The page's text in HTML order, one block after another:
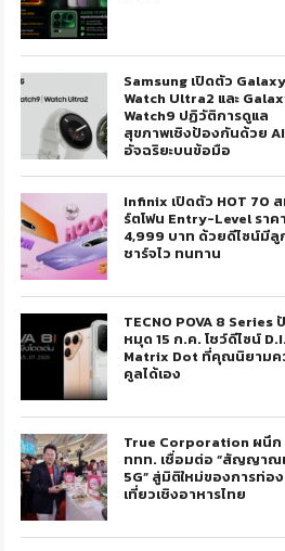
Samsung เปิดตัว Galaxy
Watch Ultra2 และ
Watch9 ปฏิวัติการดูแล
สุขภาพเชิงป้องกันด้วย AI
อัจฉริยะบนข้อมือ
Infinix เปิดตัว HOT 70
ร์ตโฟน Entry-Level ราคา
4,999 บาท ด้วยดีไซน์มีลู
ชาร์จไว ทนทาน
TECNO POVA 8 Series
หมุด 15 ก.ค. โชว์ดีไซน์
Matrix Dot ที่คุณนิยามค
คูลได้เอง
True Corporation ผนึก
ททท. เชื่อมต่อ “สัญญาณ
5G” สู่มิติใหม่ของการท่อง
เที่ยวเชิงอาหารไทย